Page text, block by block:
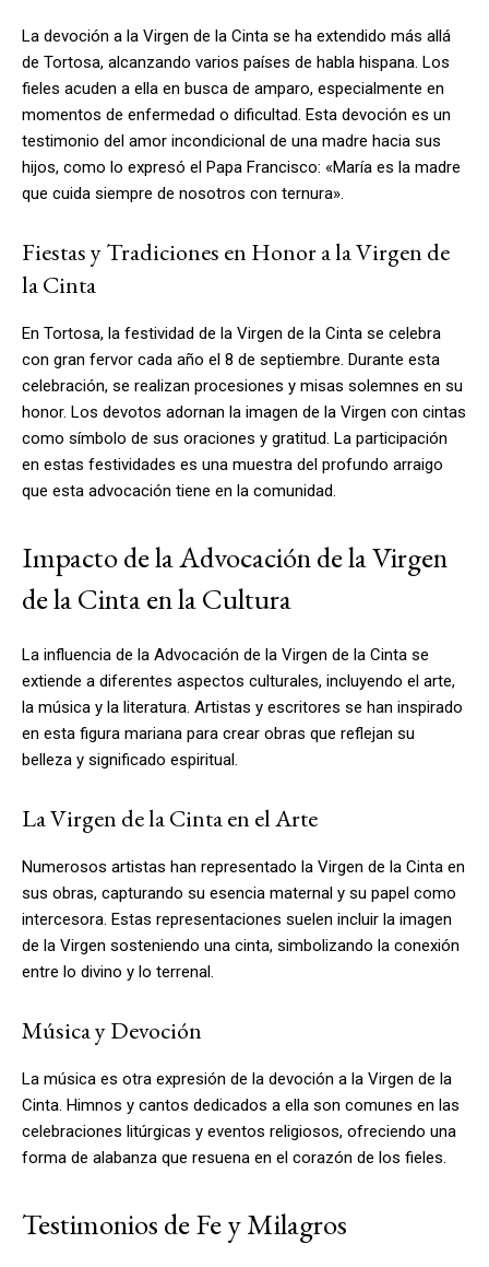
La devoción a la Virgen de la Cinta se ha extendido más allá
de Tortosa, alcanzando varios países de habla hispana. Los
fieles acuden a ella en busca de amparo, especialmente en
momentos de enfermedad o dificultad. Esta devoción es un
testimonio del amor incondicional de una madre hacia sus
hijos, como lo expresó el Papa Francisco: «María es la madre
que cuida siempre de nosotros con ternura».
Fiestas y Tradiciones en Honor a la Virgen de
la Cinta
En Tortosa, la festividad de la Virgen de la Cinta se celebra
con gran fervor cada año el 8 de septiembre. Durante esta
celebración, se realizan procesiones y misas solemnes en su
honor. Los devotos adornan la imagen de la Virgen con cintas
como símbolo de sus oraciones y gratitud. La participación
en estas festividades es una muestra del profundo arraigo
que esta advocación tiene en la comunidad.
Impacto de la Advocación de la Virgen
de la Cinta en la Cultura
La influencia de la Advocación de la Virgen de la Cinta se
extiende a diferentes aspectos culturales, incluyendo el arte,
la música y la literatura. Artistas y escritores se han inspirado
en esta figura mariana para crear obras que reflejan su
belleza y significado espiritual.
La Virgen de la Cinta en el Arte
Numerosos artistas han representado la Virgen de la Cinta en
sus obras, capturando su esencia maternal y su papel como
intercesora. Estas representaciones suelen incluir la imagen
de la Virgen sosteniendo una cinta, simbolizando la conexión
entre lo divino y lo terrenal.
Música y Devoción
La música es otra expresión de la devoción a la Virgen de la
Cinta. Himnos y cantos dedicados a ella son comunes en las
celebraciones litúrgicas y eventos religiosos, ofreciendo una
forma de alabanza que resuena en el corazón de los fieles.
Testimonios de Fe y Milagros